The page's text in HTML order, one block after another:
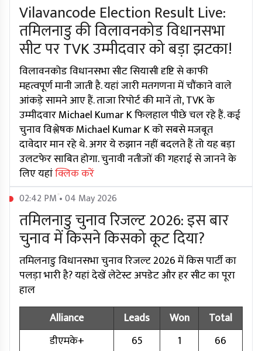
Vilavancode Election Result Live:
तमिलनाडु की विलावनकोड विधानसभा
सीट पर TVK उम्मीदवार को बड़ा झटका!
विलावनकोड विधानसभा सीट सियासी दृष्टि से काफी
महत्वपूर्ण मानी जाती है. यहां जारी मतगणना में चौंकाने वाले
आंकड़े सामने आए हैं. ताजा रिपोर्ट की मानें तो, TVK के
उम्मीदवार Michael Kumar K फिलहाल पीछे चल रहे हैं. कई
चुनाव विश्लेषक Michael Kumar K को सबसे मजबूत
दावेदार मान रहे थे. अगर ये रुझान नहीं बदलते हैं तो यह बड़ा
उलटफेर साबित होगा. चुनावी नतीजों की गहराई से जानने के
लिए यहांक्लिक करें
02:42 PM • 04 May 2026
तमिलनाडु चुनाव रिजल्ट 2026: इस बार
चुनाव में किसने किसको कूट दिया?
तमिलनाडु विधानसभा चुनाव रिजल्ट 2026 में किस पार्टी का
पलड़ा भारी है? यहां देखें लेटेस्ट अपडेट और हर सीट का पूरा
हाल
Alliance
Leads Won
Total
डीएमके+
65 1
66